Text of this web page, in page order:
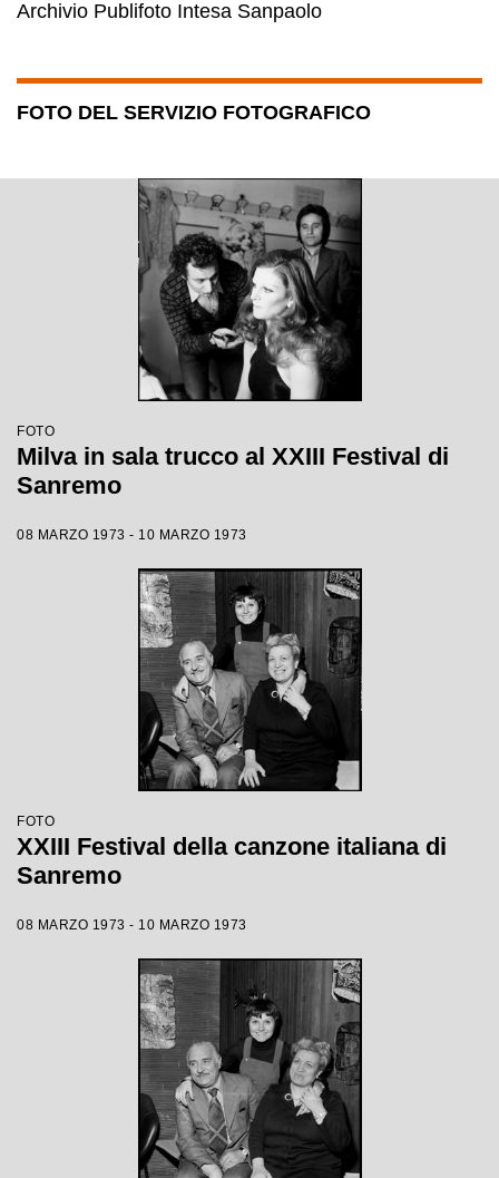
Archivio Publifoto Intesa Sanpaolo
FOTO DEL SERVIZIO FOTOGRAFICO
FOTO
Milva in sala trucco al XXIII Festival di
Sanremo
08 MARZO 1973 - 10 MARZO 1973
FOTO
XXIII Festival della canzone italiana di
Sanremo
08 MARZO 1973 - 10 MARZO 1973